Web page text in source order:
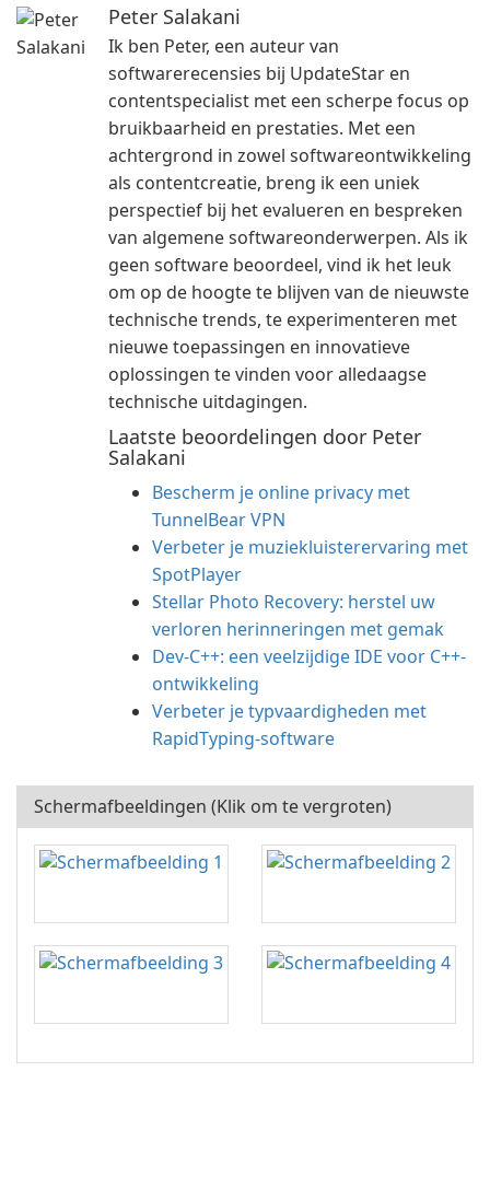
Peter Salakani
Ik ben Peter, een auteur van
softwarerecensies bij UpdateStar en
contentspecialist met een scherpe focus op
bruikbaarheid en prestaties. Met een
achtergrond in zowel softwareontwikkeling
als contentcreatie, breng ik een uniek
perspectief bij het evalueren en bespreken
van algemene softwareonderwerpen. Als ik
geen software beoordeel, vind ik het leuk
om op de hoogte te blijven van de nieuwste
technische trends, te experimenteren met
nieuwe toepassingen en innovatieve
oplossingen te vinden voor alledaagse
technische uitdagingen.
Laatste beoordelingen door Peter
Salakani
Bescherm je online privacy met
TunnelBear VPN
Verbeter je muziekluisterervaring met
SpotPlayer
Stellar Photo Recovery: herstel uw
verloren herinneringen met gemak
Dev-C++: een veelzijdige IDE voor C++-
ontwikkeling
Verbeter je typvaardigheden met
RapidTyping-software
Schermafbeeldingen (Klik om te vergroten)